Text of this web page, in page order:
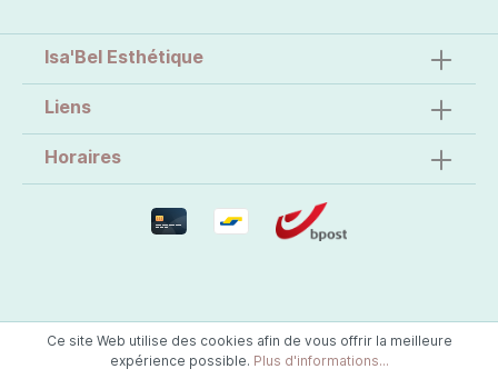
Isa'Bel Esthétique
Liens
Horaires
Ce site Web utilise des cookies afin de vous offrir la meilleure
expérience possible. Plus d'informations...